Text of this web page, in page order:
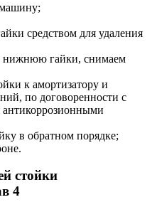
средством для удаления
нижнюю гайки, снимаем
к амортизатору и
по договоренности с
антикоррозионными
в обратном порядке;
стойки
4